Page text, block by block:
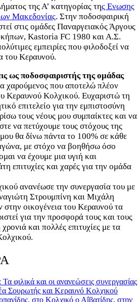
της Α’ κατηγορίας της Ενωσης
Μακεδονίας. Στην ποδοσφαιρική
στις ομάδες Παναργειακός Άργους
Kastoria FC 1980 και Α.Σ.
εμπειρίες που φιλοδοξεί να
του Κεραυνού.
ως ποδοσφαιριστής της ομάδας
χαρούμενος που αποτελώ πλέον
Κεραυνού Κολχικού. Ευχαριστώ τη
επιτελείο για την εμπιστοσύνη
τους νέους μου συμπαίκτες και να
να πετύχουμε τους στόχους της
θα δίνω πάντα το 100% σε κάθε
με στόχο να βοηθήσω όσο
να έχουμε μια υγιή και
επιτυχίες και χαρές για την ομάδα
ανανέωσε την συνεργασία του με
Στρουμπίνη και Μιχάλη
οικογένεια του Κεραυνού τα
για την προσφορά τους και τους
και πολλές επιτυχίες με τα
φιλικά και οι ανανεώσεις συνεργασίας
Σουρωτής και Κεραυνό Κολχικού
στο Κολχικό ο Αΐβατίδης, στην